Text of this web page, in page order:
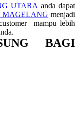
UTARA anda dapat
MAGELANG menjadi
mampu lebih
BAGI